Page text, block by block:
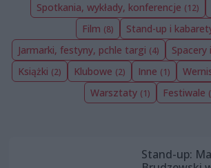
Spotkania, wykłady, konferencje (12)
Film (8) Stand-up i
Jarmarki, festyny, pchle targi (4)
Książki (2) Klubowe (2) Inne (1)
Warsztaty (1) Festiwale
Stand-up: